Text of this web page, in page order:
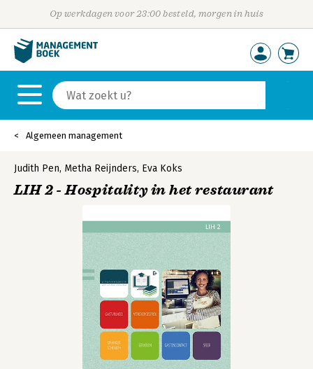
Op werkdagen voor 23:00 besteld, morgen in huis
Algemeen management
Judith Pen, Metha Reijnders, Eva Koks
LIH 2 - Hospitality in het restaurant